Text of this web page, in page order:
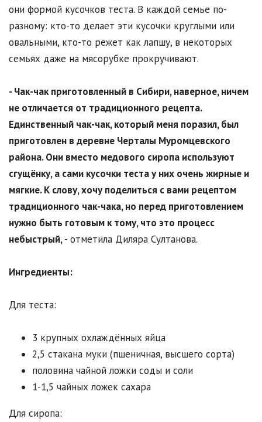
они формой кусочков теста. В каждой семье по-
разному: кто-то делает эти кусочки круглыми или
овальными, кто-то режет как лапшу, в некоторых
семьях даже на мясорубке прокручивают.
- Чак-чак приготовленный в Сибири, наверное, ничем
не отличается от традиционного рецепта.
Единственный чак-чак, который меня поразил, был
приготовлен в деревне Черталы Муромцевского
района. Они вместо медового сиропа используют
сгущёнку, а сами кусочки теста у них очень жирные и
мягкие. К слову, хочу поделиться с вами рецептом
традиционного чак-чака, но перед приготовлением
нужно быть готовым к тому, что это процесс
небыстрый,- отметила Диляра Султанова.
Ингредиенты:
Для теста:
3 крупных охлаждённых яйца
2,5 стакана муки (пшеничная, высшего сорта)
половина чайной ложки соды и соли
1-1,5 чайных ложек сахара
Для сиропа: